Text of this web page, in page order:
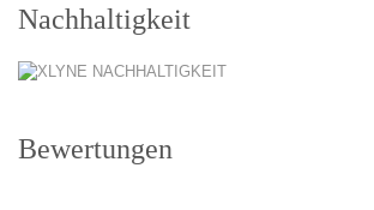
Nachhaltigkeit
Bewertungen